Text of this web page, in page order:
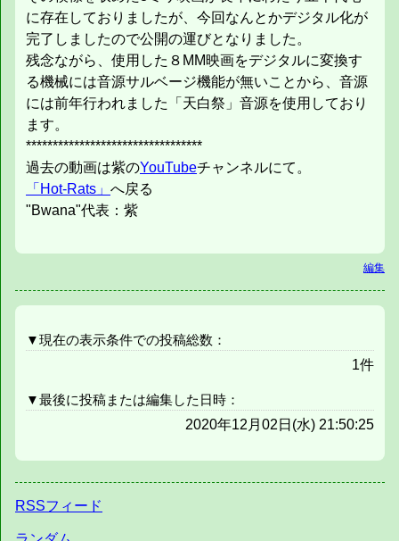
に存在しておりましたが、今回なんとかデジタル化が
完了しましたので公開の運びとなりました。
残念ながら、使用した８MM映画をデジタルに変換す
る機械には音源サルベージ機能が無いことから、音源
には前年行われました「天白祭」音源を使用しており
ます。
*********************************
過去の動画は紫のYouTubeチャンネルにて。
「Hot-Rats」 へ戻る
"Bwana"代表：紫
編集
▼現在の表示条件での投稿総数：
1件
▼最後に投稿または編集した日時：
2020年12月02日(水) 21:50:25
RSSフィード